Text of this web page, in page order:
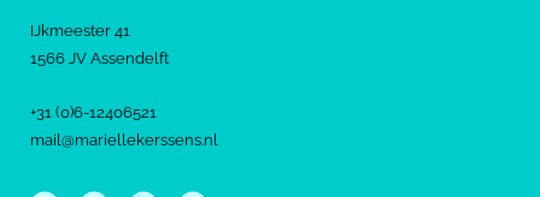
IJkmeester 41
1566 JV Assendelft
+31 (0)6-12406521
mail@mariellekerssens.nl